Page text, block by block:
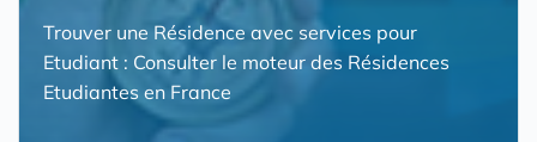
Trouver une Résidence avec services pour
Etudiant : Consulter le moteur des Résidences
Etudiantes en France